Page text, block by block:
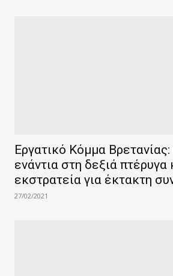
Εργατικό Κόμμα
ενάντια στη δεξιά πτέρυγα
εκστρατεία για έκτακτη
27/02/2021